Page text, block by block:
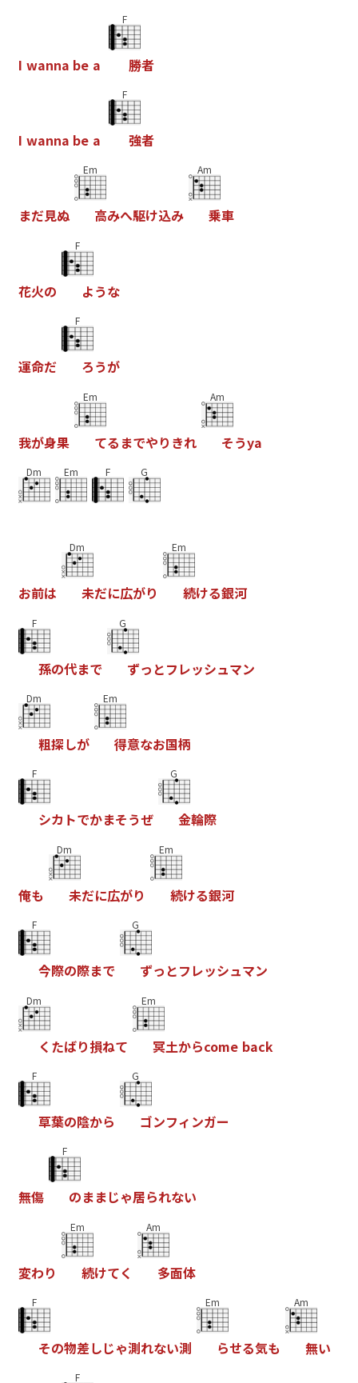
I wanna be a
F
勝者
I wanna be a
F
強者
まだ見ぬ
Em
高みへ駆け込み
Am
乗車
花火の
F
ような
運命だ
F
ろうが
我が身果
Em
てる までやり きれ
Am
そうya
Dm Em F G
お前は
Dm
未だに広がり
Em
続ける銀河
F
孫の代まで
G
ずっ とフ レッシュマン
Dm
粗探しが
Em
得意なお国柄
F
シカ トでかまそうぜ
G
金輪際
俺も
Dm
未だに広がり
Em
続ける銀河
F
今際の際まで
G
ずっ とフ レッシュマン
Dm
く たばり損ねて
Em
冥土からcome back
F
草葉の陰から
G
ゴンフィ ンガー
無傷
F
のままじゃ居られない
変わり
Em
続けてく
Am
多面体
F
その物差しじゃ測れない測
Em
らせる気も
Am
無い
F